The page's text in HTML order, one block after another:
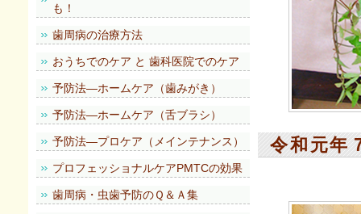
令和元年
も！
歯周病の治療方法
おうちでのケア と 歯科医院でのケア
予防法―ホームケア（歯みがき）
予防法―ホームケア（舌ブラシ）
予防法―プロケア（メインテナンス）
プロフェッショナルケアPMTCの効果
歯周病・虫歯予防のＱ＆Ａ集